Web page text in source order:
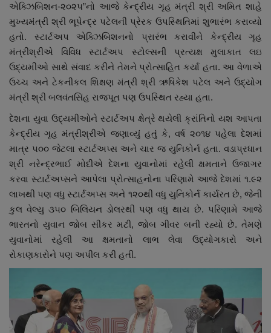
સ્થાનિક સમાચાર
સ્પોર્ટ્સ
રાશિફળ
ગુનાખોરી
બોલિવૂડ
સ્વાસ્થ્ય
એક્ઝિબિશન-૨૦૨૫”નો આજે કેન્દ્રીય ગૃહ મંત્રી શ્રી અમિત શાહે
મુખ્યમંત્રી શ્રી ભૂપેન્દ્ર પટેલની પ્રેરક ઉપસ્થિતિમાં શુભારંભ કરાવ્યો
હતો. સ્ટાર્ટઅપ એક્ઝિબિશનનો પ્રારંભ કરાવીને કેન્દ્રીય ગૃહ
મંત્રીશ્રીએ વિવિધ સ્ટાર્ટઅપ સ્ટોલ્સની પ્રત્યક્ષ મુલાકાત લઇ
ઉદ્યમીઓ સાથે સંવાદ કરીને તેમને પ્રોત્સાહિત કર્યા હતા. આ વેળાએ
ઉચ્ચ અને ટેકનીકલ શિક્ષણ મંત્રી શ્રી ઋષિકેશ પટેલ અને ઉદ્યોગ
મંત્રી શ્રી બલવંતસિંહ રાજપૂત પણ ઉપસ્થિત રહ્યા હતા.
દેશના યુવા ઉદ્યમીઓને સ્ટાર્ટઅપ ક્ષેત્રે થયેલી ક્રાંતિનો યશ આપતા
કેન્દ્રીય ગૃહ મંત્રીશ્રીએ જણાવ્યું હતું કે, વર્ષ ૨૦૧૪ પહેલા દેશમાં
માત્ર ૫૦૦ જેટલા સ્ટાર્ટઅપ્સ અને ચાર જ યુનિકોર્ન હતા. વડાપ્રધાન
શ્રી નરેન્દ્રભાઈ મોદીએ દેશના યુવાનોમાં રહેલી ક્ષમતાને ઉજાગર
કરવા સ્ટાર્ટઅપ્સને આપેલા પ્રોત્સાહનોના પરિણામે આજે દેશમાં ૧.૯૨
લાખથી પણ વધુ સ્ટાર્ટઅપ્સ અને ૧૨૦થી વધુ યુનિકોર્ન કાર્યરત છે, જેની
કુલ વેલ્યુ ૩૫૦ બિલિયન ડોલરથી પણ વધુ થાય છે. પરિણામે આજે
ભારતનો યુવાન જોબ સીકર મટી, જોબ ગીવર બની રહ્યો છે. તેમણે
યુવાનોમાં રહેલી આ ક્ષમતાનો લાભ લેવા ઉદ્યોગકારો અને
રોકાણકારોને પણ અપીલ કરી હતી.